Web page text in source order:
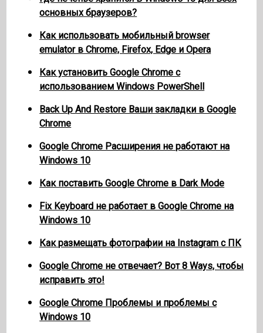
основных браузеров?
Как использовать мобильный browser
emulator в Chrome, Firefox, Edge и Opera
Как установить Google Chrome с
использованием Windows PowerShell
Back Up And Restore Ваши закладки в Google
Chrome
Google Chrome Расширения не работают на
Windows 10
Как поставить Google Chrome в Dark Mode
Fix Keyboard не работает в Google Chrome на
Windows 10
Как размещать фотографии на Instagram с ПК
Google Chrome не отвечает? Вот 8 Ways, чтобы
исправить это!
Google Chrome Проблемы и проблемы с
Windows 10